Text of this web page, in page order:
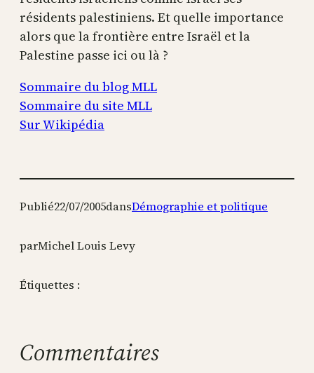
résidents palestiniens. Et quelle importance
alors que la frontière entre Israël et la
Palestine passe ici ou là ?
Sommaire du blog MLL
Sommaire du site MLL
Sur Wikipédia
Publié22/07/2005dansDémographie et politique
parMichel Louis Levy
Étiquettes :
Commentaires